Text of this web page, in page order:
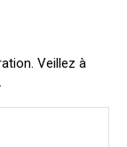
Veillez à